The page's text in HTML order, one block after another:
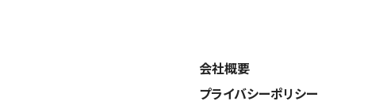
会社概要
プライバシーポリシー